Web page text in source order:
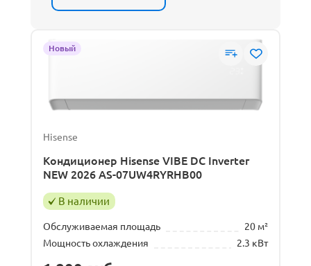
Новый
Hisense
Кондиционер Hisense VIBE DC Inverter
NEW 2026 AS-07UW4RYRHB00
В наличии
Обслуживаемая площадь
20 м²
Мощность охлаждения
2.3 кВт